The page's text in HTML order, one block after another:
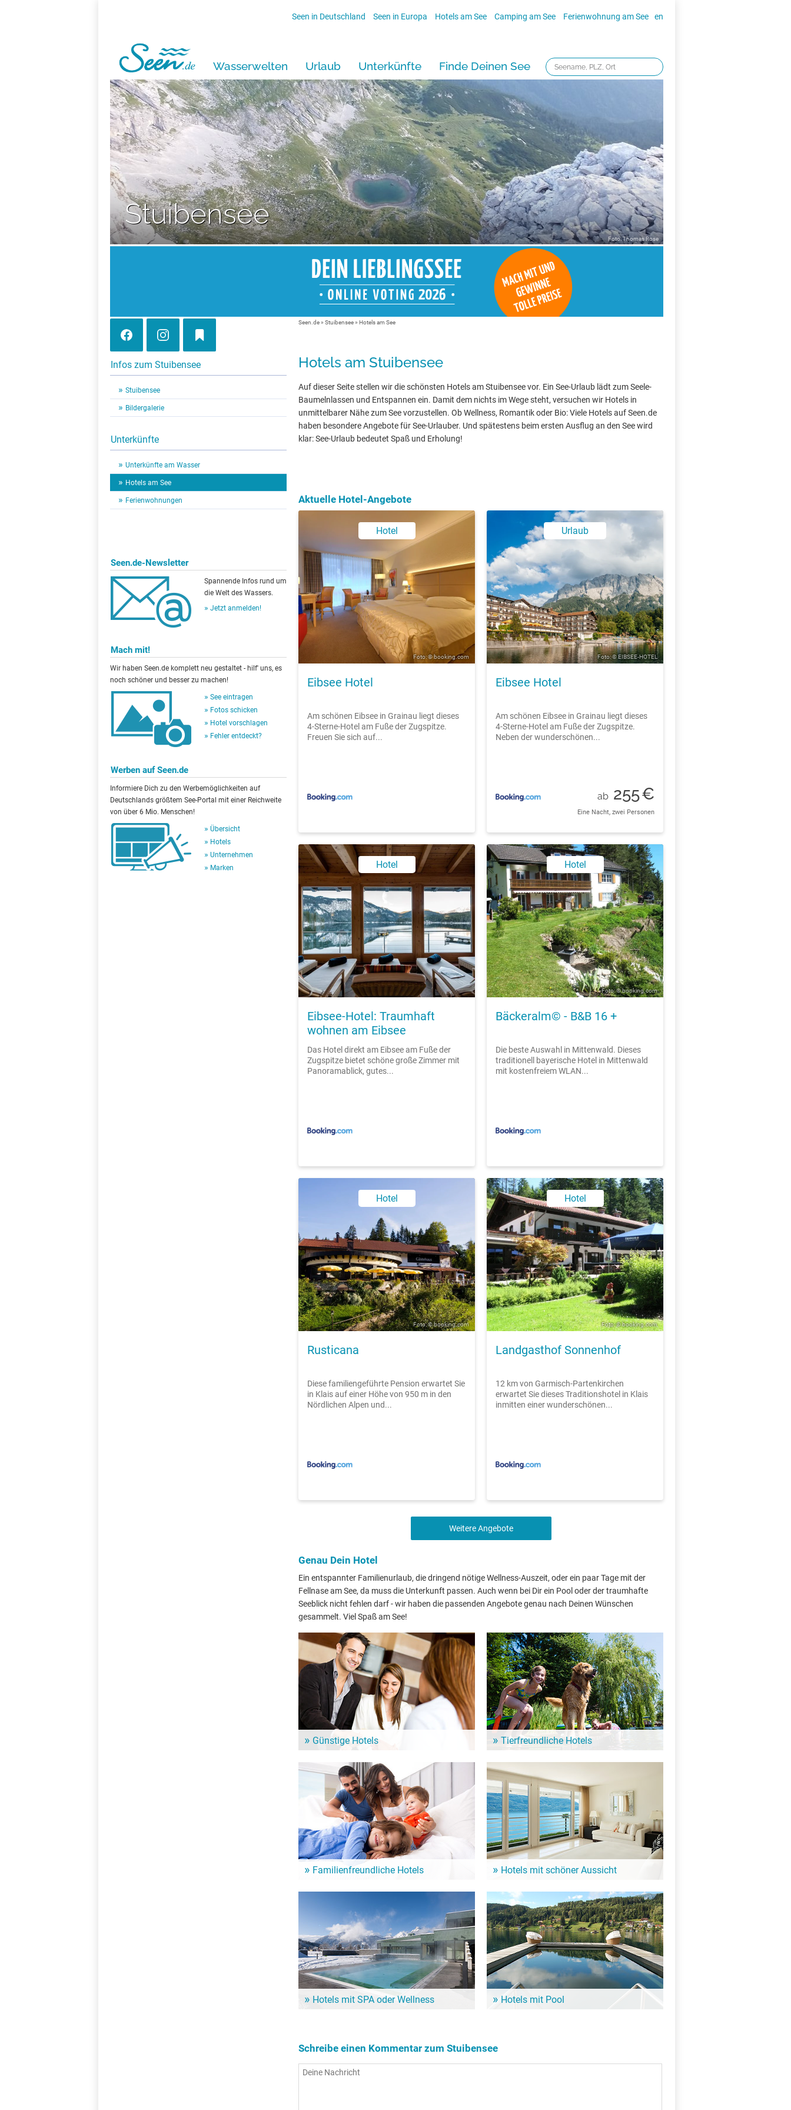
Seen in Deutschland Seen in Europa Hotels am See Camping am See Ferienwohnung am See en
Wasserwelten Urlaub Unterkünfte Finde Deinen See
Stuibensee
Foto: Thomas Rose
Infos zum Stuibensee
Stuibensee
Bildergalerie
Unterkünfte
Unterkünfte am Wasser
Hotels am See
Ferienwohnungen
Seen.de-Newsletter
Spannende Infos rund um
die Welt des Wassers.
Jetzt anmelden!
Mach mit!
Wir haben Seen.de komplett neu gestaltet - hilf' uns, es
noch schöner und besser zu machen!
See eintragen
Fotos schicken
Hotel vorschlagen
Fehler entdeckt?
Werben auf Seen.de
Informiere Dich zu den Werbemöglichkeiten auf
Deutschlands größtem See-Portal mit einer Reichweite
von über 6 Mio. Menschen!
Übersicht
Hotels
Unternehmen
Marken
Seen.de» Stuibensee» Hotels am See
Hotels am Stuibensee
Auf dieser Seite stellen wir die schönsten Hotels am Stuibensee vor. Ein See-Urlaub lädt zum Seele-
Baumelnlassen und Entspannen ein. Damit dem nichts im Wege steht, versuchen wir Hotels in
unmittelbarer Nähe zum See vorzustellen. Ob Wellness, Romantik oder Bio: Viele Hotels auf Seen.de
haben besondere Angebote für See-Urlauber. Und spätestens beim ersten Ausflug an den See wird
klar: See-Urlaub bedeutet Spaß und Erholung!
Aktuelle Hotel-Angebote
Hotel
Foto: © booking.com
Eibsee Hotel
Am schönen Eibsee in Grainau liegt dieses
4-Sterne-Hotel am Fuße der Zugspitze.
Freuen Sie sich auf...
Urlaub
Foto: © EIBSEE-HOTEL
Eibsee Hotel
Am schönen Eibsee in Grainau liegt dieses
4-Sterne-Hotel am Fuße der Zugspitze.
Neben der wunderschönen...
ab 255€
Eine Nacht, zwei Personen
Hotel
Eibsee-Hotel: Traumhaft
wohnen am Eibsee
Das Hotel direkt am Eibsee am Fuße der
Zugspitze bietet schöne große Zimmer mit
Panoramablick, gutes...
Hotel
Foto: © booking.com
Bäckeralm© - B&B 16 +
Die beste Auswahl in Mittenwald. Dieses
traditionell bayerische Hotel in Mittenwald
mit kostenfreiem WLAN...
Hotel
Foto: © booking.com
Rusticana
Diese familiengeführte Pension erwartet Sie
in Klais auf einer Höhe von 950 m in den
Nördlichen Alpen und...
Hotel
Foto: © booking.com
Landgasthof Sonnenhof
12 km von Garmisch-Partenkirchen
erwartet Sie dieses Traditionshotel in Klais
inmitten einer wunderschönen...
Weitere Angebote
Genau Dein Hotel
Ein entspannter Familienurlaub, die dringend nötige Wellness-Auszeit, oder ein paar Tage mit der
Fellnase am See, da muss die Unterkunft passen. Auch wenn bei Dir ein Pool oder der traumhafte
Seeblick nicht fehlen darf - wir haben die passenden Angebote genau nach Deinen Wünschen
gesammelt. Viel Spaß am See!
Günstige Hotels
Hotels für Deinen nächsten See-Urlaub. Günstige
Hotels für ein Wochenende oder länger.
Tierfreundliche Hotels
in der Umgebung vom Stuibensee heißen auch
vierbeinige Gäste bei sich willkommen!
Familienfreundliche Hotels
zum Stuibensee und seinen zahlreichen Angeboten!
Hotels mit schöner Aussicht
Sehenswürdigkeit: Diese Hotels in der Nähe vom
Stuibensee bieten großartige Aussicht!
Hotels mit SPA oder Wellness Hotels mit Pool
Schreibe einen Kommentar zum Stuibensee